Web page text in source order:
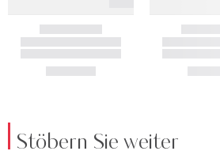
Stöbern Sie weiter